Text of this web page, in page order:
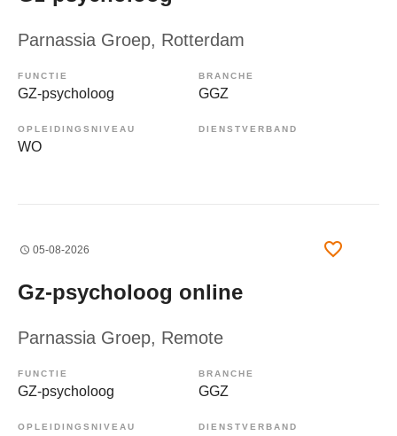
Parnassia Groep, Rotterdam
FUNCTIE
GZ-psycholoog
BRANCHE
GGZ
OPLEIDINGSNIVEAU
WO
DIENSTVERBAND
05-08-2026
Gz-psycholoog online
Parnassia Groep, Remote
FUNCTIE
GZ-psycholoog
BRANCHE
GGZ
OPLEIDINGSNIVEAU DIENSTVERBAND